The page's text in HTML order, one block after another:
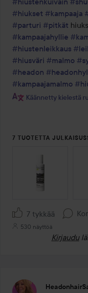
#hiukset #kampaaja
#parturi #pitkät
#kampaajahyllie
#hiustenleikkaus
#hiusväri #malmo
#headon
#kampaajamalmo
Käännetty kielestä
7 TUOTETTA
7 tykkää
530 näyttöä
Kirjaudu